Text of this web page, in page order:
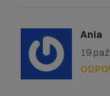
Ania
19